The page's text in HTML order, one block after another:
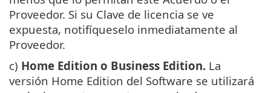
Proveedor. Si su Clave de licencia se ve
expuesta, notifíqueselo inmediatamente al
Proveedor.
c) Home Edition o Business Edition. La
versión Home Edition del Software se utilizará